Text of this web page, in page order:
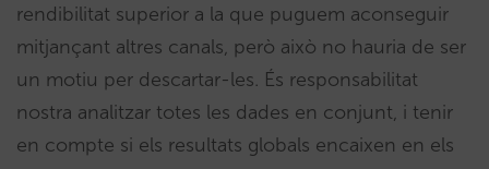
rendibilitat superior a la que puguem aconseguir
mitjançant altres canals, però això no hauria de ser
un motiu per descartar-les. És responsabilitat
nostra analitzar totes les dades en conjunt, i tenir
en compte si els resultats globals encaixen en els